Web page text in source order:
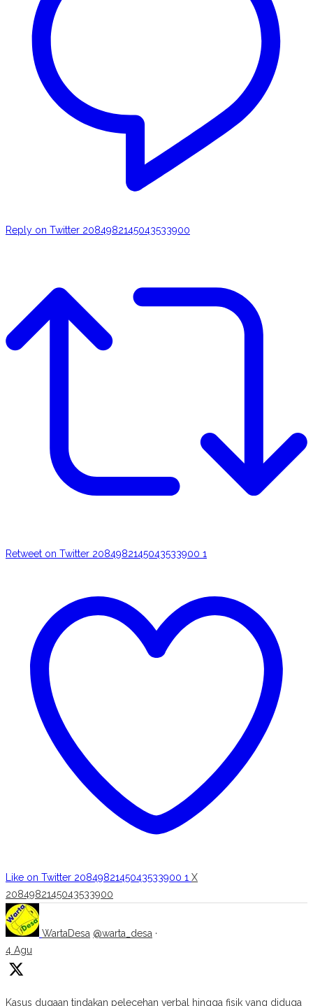
Reply on Twitter 2084982145043533900
Retweet on Twitter 2084982145043533900 1
Like on Twitter 2084982145043533900 1 X
2084982145043533900
WartaDesa @warta_desa ·
4 Agu
Kasus dugaan tindakan pelecehan verbal hingga fisik yang diduga